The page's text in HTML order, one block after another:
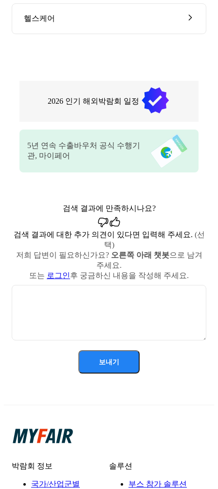
헬스케어
2026 인기 해외박람회 일정
5년 연속 수출바우처 공식 수행기
관, 마이페어
검색 결과에 만족하시나요?
검색 결과에 대한 추가 의견이 있다면 입력해 주세요. (선
택)
저희 답변이 필요하신가요? 오른쪽 아래 챗봇으로 남겨
주세요.
또는 로그인후 궁금하신 내용을 작성해 주세요.
보내기
박람회 정보
국가/산업군별
솔루션
부스 참가 솔루션